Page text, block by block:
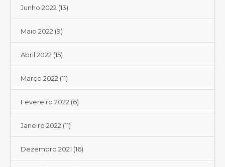
Junho 2022 (13)
Maio 2022 (9)
Abril 2022 (15)
Março 2022 (11)
Fevereiro 2022 (6)
Janeiro 2022 (11)
Dezembro 2021 (16)